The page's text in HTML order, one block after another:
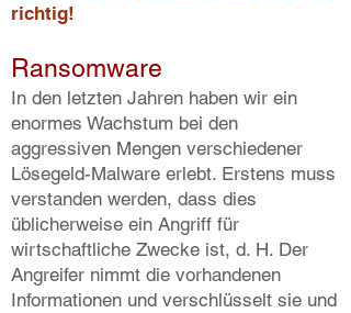
richtig!
Ransomware
In den letzten Jahren haben wir ein
enormes Wachstum bei den
aggressiven Mengen verschiedener
Lösegeld-Malware erlebt. Erstens muss
verstanden werden, dass dies
üblicherweise ein Angriff für
wirtschaftliche Zwecke ist, d. H. Der
Angreifer nimmt die vorhandenen
Informationen und verschlüsselt sie und